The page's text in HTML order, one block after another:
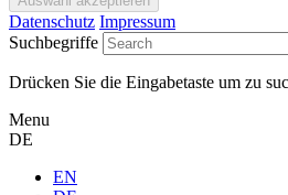
Datenschutz Impressum
Suchbegriffe
Drücken Sie die Eingabetaste um zu
Menu
DE
EN